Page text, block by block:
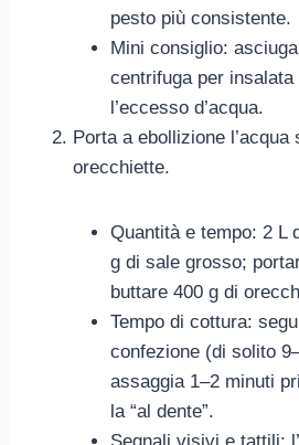
pesto più consistente.
Mini consiglio:
centrifuga per
l’eccesso d’acqua.
Porta a ebollizione
orecchiette.
Quantità e tempo: 2 L
g di sale grosso;
buttare 400 g di
Tempo di cottura:
confezione (di solito
assaggia 1–2 minuti
la “al dente”.
Segnali visivi e tattili: